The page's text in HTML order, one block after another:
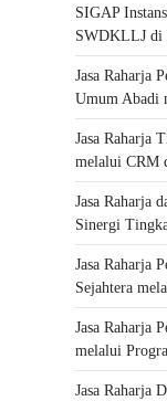
SIGAP
SWDKLLJ di
Jasa Raharja
Umum Abadi
Jasa Raharja
melalui CRM
Jasa Raharja
Sinergi
Jasa Raharja
Sejahtera
Jasa Raharja
melalui
Jasa Raharja